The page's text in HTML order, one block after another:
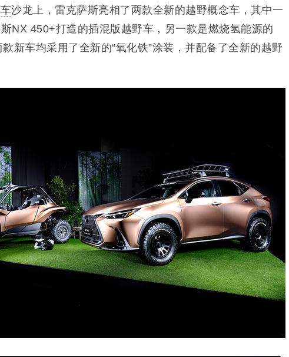
沙龙上，雷克萨斯亮相了两款全新的越野概念车，其中一
NX 450+打造的插混版越野车，另一款是燃烧氢能源的
新车均采用了全新的“氧化铁”涂装，并配备了全新的越野